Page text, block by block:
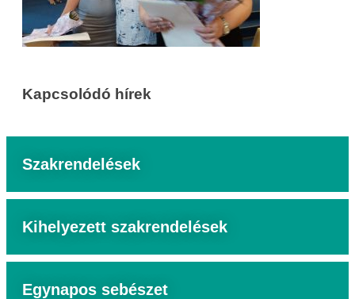
Kapcsolódó hírek
Szakrendelések
Kihelyezett szakrendelések
Egynapos sebészet